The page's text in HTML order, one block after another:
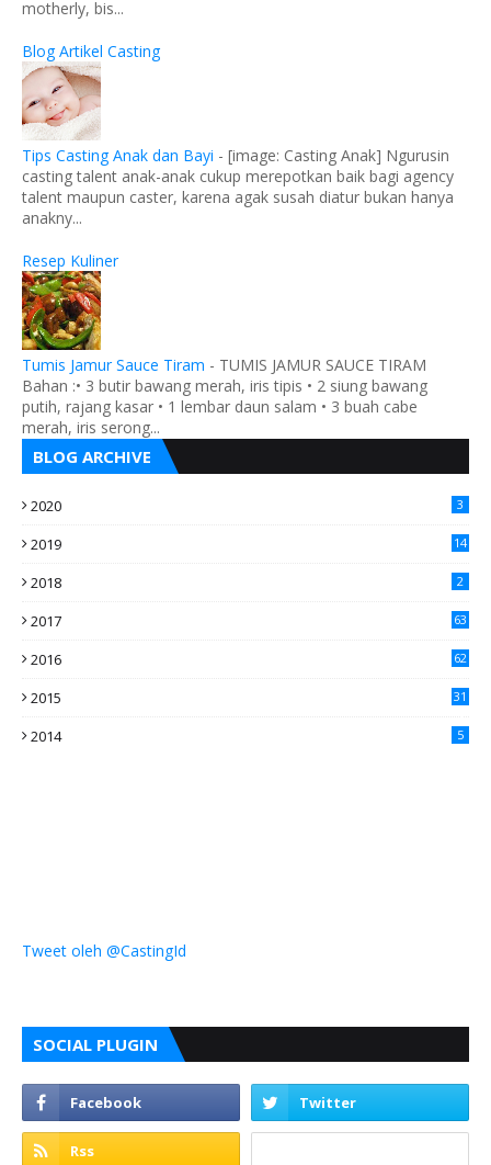
motherly, bis...
Blog Artikel Casting
Tips Casting Anak dan Bayi - [image: Casting Anak] Ngurusin
casting talent anak-anak cukup merepotkan baik bagi agency
talent maupun caster, karena agak susah diatur bukan hanya
anakny...
Resep Kuliner
Tumis Jamur Sauce Tiram - TUMIS JAMUR SAUCE TIRAM
Bahan :• 3 butir bawang merah, iris tipis • 2 siung bawang
putih, rajang kasar • 1 lembar daun salam • 3 buah cabe
merah, iris serong...
BLOG ARCHIVE
2020 3
2019 14
2018 2
2017 63
2016
62
2015
31
2014 5
Tweet oleh @CastingId
SOCIAL PLUGIN